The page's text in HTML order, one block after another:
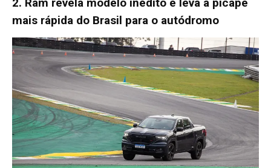
mais rápida do Brasil para o autódromo